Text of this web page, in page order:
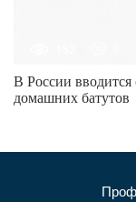
В России вводится
домашних батутов